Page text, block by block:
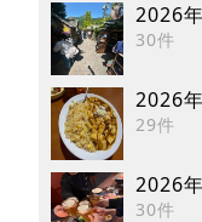
2026
30件
2026
29件
2026
30件